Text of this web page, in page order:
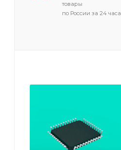
товары
по России за 24 часа